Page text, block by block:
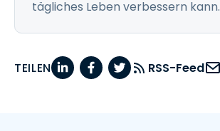
tägliches Leben verbessern kann.
TEILEN RSS-Feed